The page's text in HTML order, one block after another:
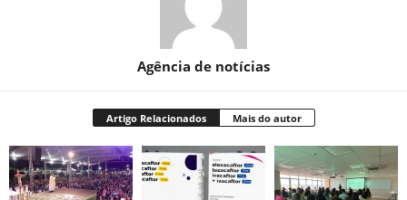
Agência de notícias
Artigo Relacionados Mais do autor